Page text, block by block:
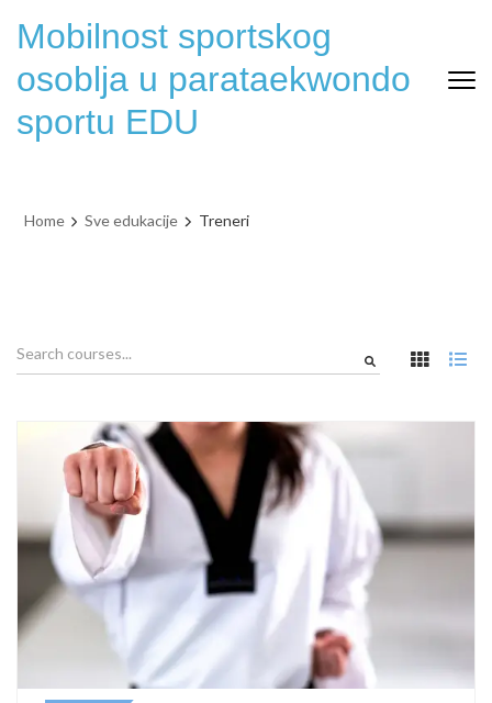
(Press
Enter)
Mobilnost sportskog
osoblja u parataekwondo
sportu EDU
Home Sve edukacije Treneri